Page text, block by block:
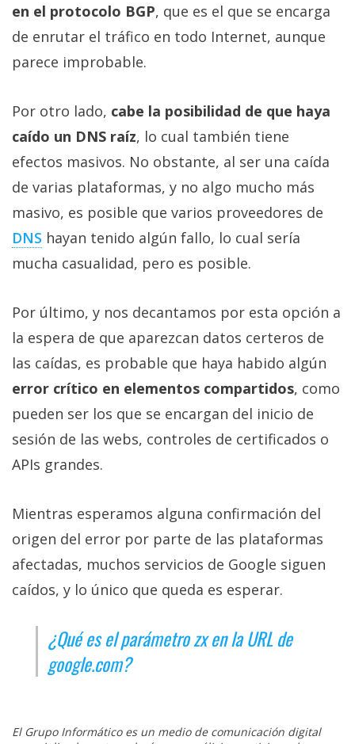
en el protocolo BGP, que es el que se encarga
de enrutar el tráfico en todo Internet, aunque
parece improbable.
Por otro lado, cabe la posibilidad de que haya
caído un DNS raíz, lo cual también tiene
efectos masivos. No obstante, al ser una caída
de varias plataformas, y no algo mucho más
masivo, es posible que varios proveedores de
DNS hayan tenido algún fallo, lo cual sería
mucha casualidad, pero es posible.
Por último, y nos decantamos por esta opción a
la espera de que aparezcan datos certeros de
las caídas, es probable que haya habido algún
error crítico en elementos compartidos, como
pueden ser los que se encargan del inicio de
sesión de las webs, controles de certificados o
APIs grandes.
Mientras esperamos alguna confirmación del
origen del error por parte de las plataformas
afectadas, muchos servicios de Google siguen
caídos, y lo único que queda es esperar.
¿Qué es el parámetro zx en la URL de
google.com?
El Grupo Informático es un medio de comunicación digital